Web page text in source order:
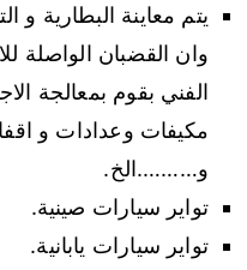
يتم معاينة البطارية و
وان القضبان الواصلة
الفني بقوم بمعالجة
مكيفات وعدادات و
و……….الخ.
تواير سيارات صينية.
تواير سيارات يابانية.